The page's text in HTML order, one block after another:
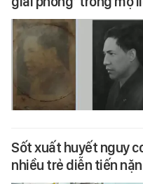
Sốt xuất huyết nguy
nhiều trẻ diễn tiến